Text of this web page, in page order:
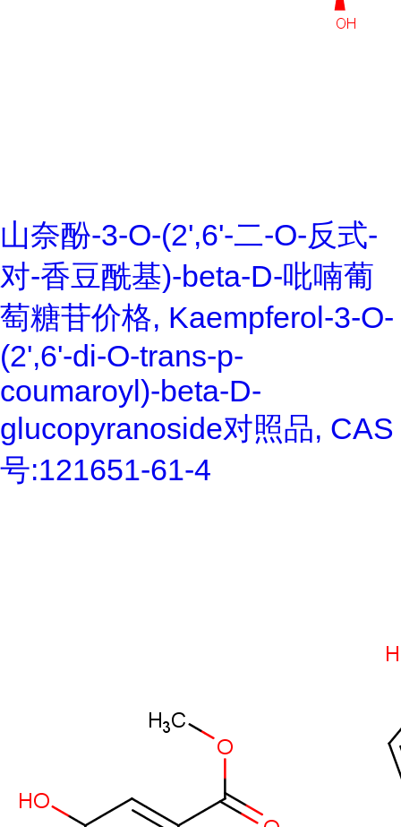
山奈酚-3-O-(2',6'-二-O-反式-
对-香豆酰基)-beta-D-吡喃葡
萄糖苷价格, Kaempferol-3-O-
(2',6'-di-O-trans-p-
coumaroyl)-beta-D-
glucopyranoside对照品, CAS
号:121651-61-4